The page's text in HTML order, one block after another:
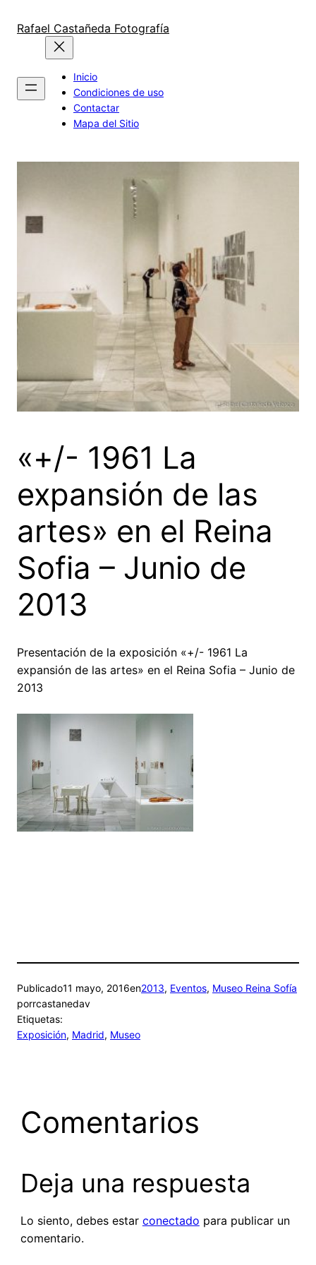
Rafael Castañeda Fotografía
Inicio
Condiciones de uso
Contactar
Mapa del Sitio
«+/- 1961 La
expansión de las
artes» en el Reina
Sofia – Junio de
2013
Presentación de la exposición «+/- 1961 La
expansión de las artes» en el Reina Sofia – Junio de
2013
Publicado11 mayo, 2016en2013, Eventos, Museo Reina Sofía
porrcastanedav
Etiquetas:
Exposición, Madrid, Museo
Comentarios
Deja una respuesta
Lo siento, debes estar conectado para publicar un
comentario.